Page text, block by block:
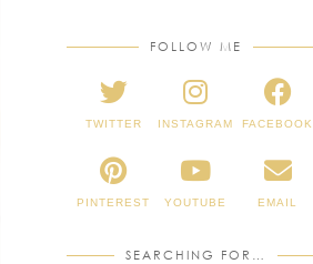
FOLLOW ME
TWITTER INSTAGRAM FACEBOOK
PINTEREST YOUTUBE EMAIL
SEARCHING FOR…